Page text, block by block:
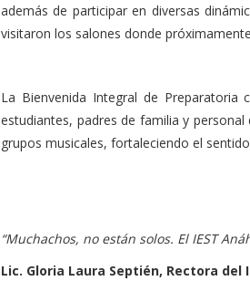
además de participar en diversas
visitaron los salones donde
La Bienvenida Integral de Preparatoria
estudiantes, padres de familia y
grupos musicales, fortaleciendo el
“Muchachos, no están solos. El IEST
Lic. Gloria Laura Septién, Rectora del